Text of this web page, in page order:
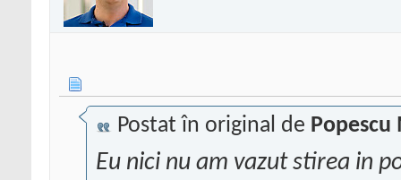
Postat în original de Popescu
Eu nici nu am vazut stirea in